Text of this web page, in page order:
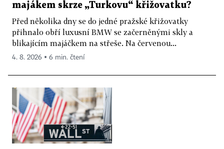
majákem skrze „Turkovu“ křižovatku?
Před několika dny se do jedné pražské křižovatky
přihnalo obří luxusní BMW se začerněnými skly a
blikajícím majáčkem na střeše. Na červenou...
4. 8. 2026 ▪ 6 min. čtení